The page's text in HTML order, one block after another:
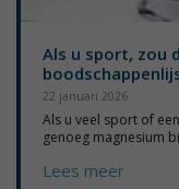
Als u sport, zou
22 januari 2026
Als u veel sport of
genoeg magnesium
Lees meer